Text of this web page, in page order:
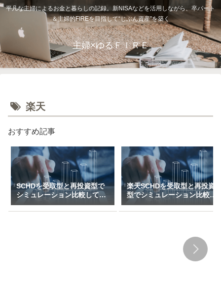
平凡な主婦によるお金と暮らしの記録。新NISAなどを活用しながら、卒パート
＆主婦的FIREを目指して“じぶん資産”を築く
主婦×ゆるＦＩＲＥ
楽天
おすすめ記事
SCHDを受取型と再投資型で
シミュレーション比較してみ
た（一括＆特定口座で3万～
10万積立）
楽天SCHDを受取型と再投資
型でシミュレーション比較し
てみた（新NISAで月1万～10
万積立）